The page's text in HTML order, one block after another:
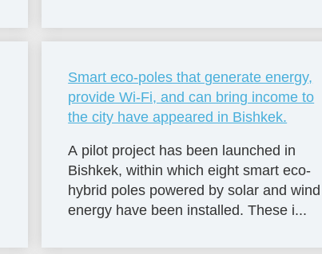
Smart eco-poles that generate energy,
provide Wi-Fi, and can bring income to
the city have appeared in Bishkek.
A pilot project has been launched in
Bishkek, within which eight smart eco-
hybrid poles powered by solar and wind
energy have been installed. These i...